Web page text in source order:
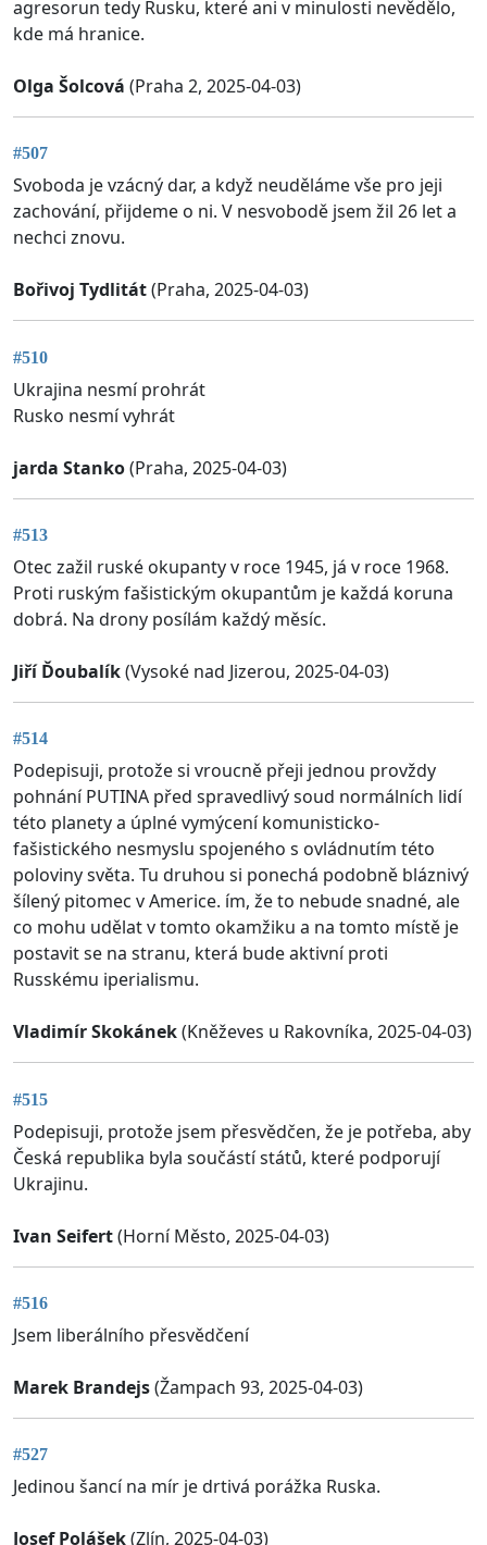
agresorun tedy Rusku, které ani v minulosti nevědělo,
kde má hranice.
Olga Šolcová (Praha 2, 2025-04-03)
#507
Svoboda je vzácný dar, a když neuděláme vše pro jeji
zachování, přijdeme o ni. V nesvobodě jsem žil 26 let a
nechci znovu.
Bořivoj Tydlitát(Praha, 2025-04-03)
#510
Ukrajina nesmí prohrát
Rusko nesmí vyhrát
jarda Stanko(Praha, 2025-04-03)
#513
Otec zažil ruské okupanty v roce 1945, já v roce 1968.
Proti ruským fašistickým okupantům je každá koruna
dobrá. Na drony posílám každý měsíc.
Jiří Ďoubalík(Vysoké nad Jizerou, 2025-04-03)
#514
Podepisuji, protože si vroucně přeji jednou provždy
pohnání PUTINA před spravedlivý soud normálních lidí
této planety a úplné vymýcení komunisticko-
fašistického nesmyslu spojeného s ovládnutím této
poloviny světa. Tu druhou si ponechá podobně bláznivý
šílený pitomec v Americe. ím, že to nebude snadné, ale
co mohu udělat v tomto okamžiku a na tomto místě je
postavit se na stranu, která bude aktivní proti
Russkému iperialismu.
Vladimír Skokánek(Kněževes u Rakovníka, 2025-04-03)
#515
Podepisuji, protože jsem přesvědčen, že je potřeba, aby
Česká republika byla součástí států, které podporují
Ukrajinu.
Ivan Seifert(Horní Město, 2025-04-03)
#516
Jsem liberálního přesvědčení
Marek Brandejs(Žampach 93, 2025-04-03)
#527
Jedinou šancí na mír je drtivá porážka Ruska.
Josef Polášek(Zlín, 2025-04-03)